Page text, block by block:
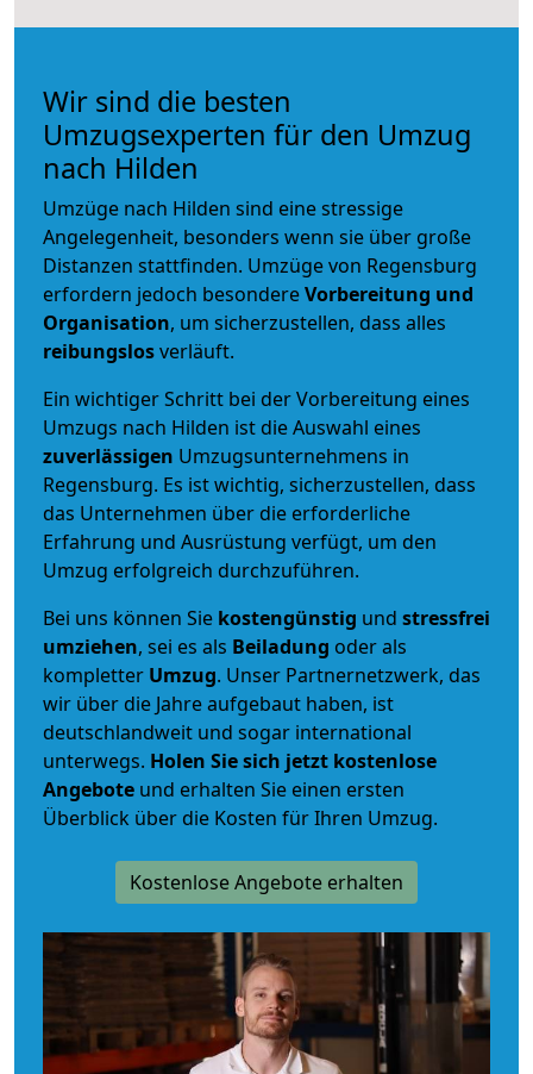
Wir sind die besten
Umzugsexperten für den Umzug
nach Hilden
Umzüge nach Hilden sind eine stressige
Angelegenheit, besonders wenn sie über große
Distanzen stattfinden. Umzüge von Regensburg
erfordern jedoch besondereVorbereitung und
Organisation, um sicherzustellen, dass alles
reibungslosverläuft.
Ein wichtiger Schritt bei der Vorbereitung eines
Umzugs nach Hilden ist die Auswahl eines
zuverlässigen Umzugsunternehmens in
Regensburg. Es ist wichtig, sicherzustellen, dass
das Unternehmen über die erforderliche
Erfahrung und Ausrüstung verfügt, um den
Umzug erfolgreich durchzuführen.
Bei uns können Sie kostengünstig und stressfrei
umziehen, sei es als Beiladung oder als
kompletter Umzug. Unser Partnernetzwerk, das
wir über die Jahre aufgebaut haben, ist
deutschlandweit und sogar international
unterwegs. Holen Sie sich jetzt kostenlose
Angebote und erhalten Sie einen ersten
Überblick über die Kosten für Ihren Umzug.
Kostenlose Angebote erhalten